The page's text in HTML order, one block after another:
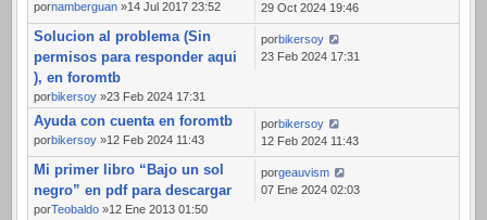
pornamberguan »14 Jul 2017 23:52
29 Oct 2024 19:46
Solucion al problema (Sin
permisos para responder aqui
), en foromtb
porbikersoy »23 Feb 2024 17:31
porbikersoy
23 Feb 2024 17:31
Ayuda con cuenta en foromtb
porbikersoy »12 Feb 2024 11:43
porbikersoy
12 Feb 2024 11:43
Mi primer libro “Bajo un sol
negro” en pdf para descargar
porTeobaldo »12 Ene 2013 01:50
porgeauvism
07 Ene 2024 02:03